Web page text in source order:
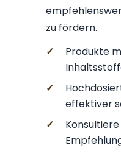
zu fördern.
✓
Produkte
✓
effektiver
✓